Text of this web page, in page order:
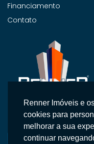
Na Renner Imobiliária,
entregamos segurança,
personalizado.
Financiamento
Contato
Renner Imóveis e
cookies para
melhorar a sua
continuar